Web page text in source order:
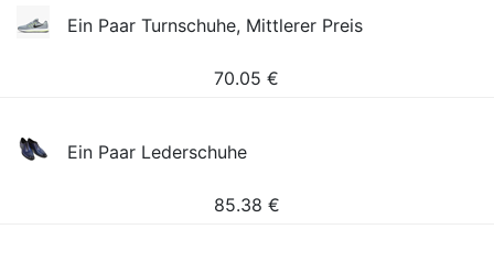
Ein Paar Turnschuhe, Mittlerer Preis
70.05 €
Ein Paar Lederschuhe
85.38 €